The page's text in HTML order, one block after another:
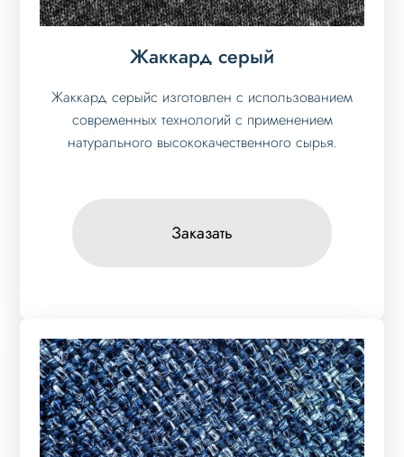
Жаккард серый
Жаккард серыйс изготовлен с использованием
современных технологий с применением
натурального высококачественного сырья.
Заказать